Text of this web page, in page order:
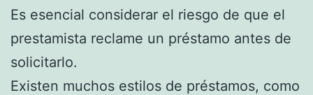
Es esencial considerar el riesgo de que el
prestamista reclame un préstamo antes de
solicitarlo.
Existen muchos estilos de préstamos, como